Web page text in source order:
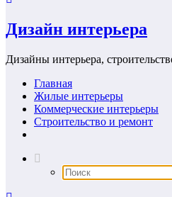
Дизайн интерьера
Дизайны интерьера,
Главная
Жилые интерьеры
Коммерческие интерьеры
Строительство и ремонт